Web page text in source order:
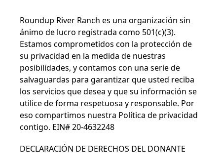
Roundup River Ranch es una organización sin
ánimo de lucro registrada como 501(c)(3).
Estamos comprometidos con la protección de
su privacidad en la medida de nuestras
posibilidades, y contamos con una serie de
salvaguardas para garantizar que usted reciba
los servicios que desea y que su información se
utilice de forma respetuosa y responsable. Por
eso compartimos nuestra Política de privacidad
contigo. EIN# 20-4632248
DECLARACIÓN DE DERECHOS DEL DONANTE